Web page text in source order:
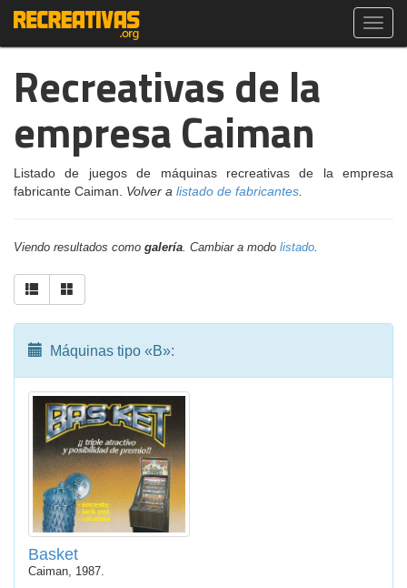
Recreativas de la
empresa Caiman
Listado de juegos de máquinas recreativas de la empresa
fabricante Caiman. Volver a listado de fabricantes
Viendo resultados como galería. Cambiar a modo listado.
Máquinas tipo «B»:
Basket
Caiman, 1987.